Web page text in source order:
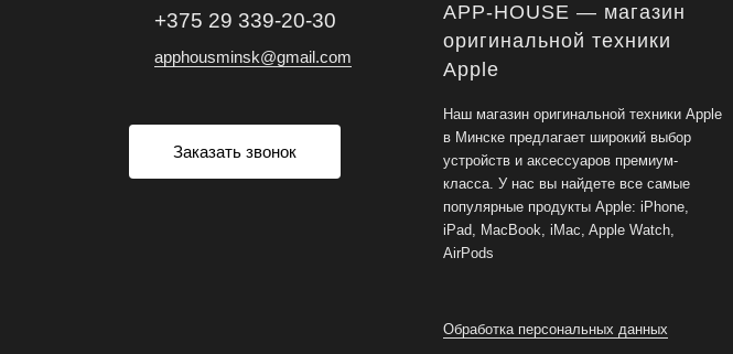
+375 29 339-20-30
apphousminsk@gmail.com
Заказать звонок
APP-HOUSE — магазин
оригинальной техники
Apple
Наш магазин оригинальной техники Apple
в Минске предлагает широкий выбор
устройств и аксессуаров премиум-
класса. У нас вы найдете все самые
популярные продукты Apple: iPhone,
iPad, MacBook, iMac, Apple Watch,
AirPods
Обработка персональных данных